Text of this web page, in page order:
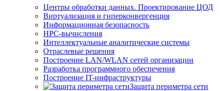
Центры обработки данных. Проектирование ЦОД
Виртуализация и гиперконвергенция
Информационная безопасность
HPC-вычисления
Интеллектуальные аналитические системы
Отраслевые решения
Построение LAN/WLAN сетей организации
Разработка программного обеспечения
Построение IT-инфраструктуры
Защита периметра сети